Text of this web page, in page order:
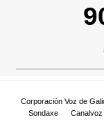
Corporación Voz de
Sondaxe
Canalvoz